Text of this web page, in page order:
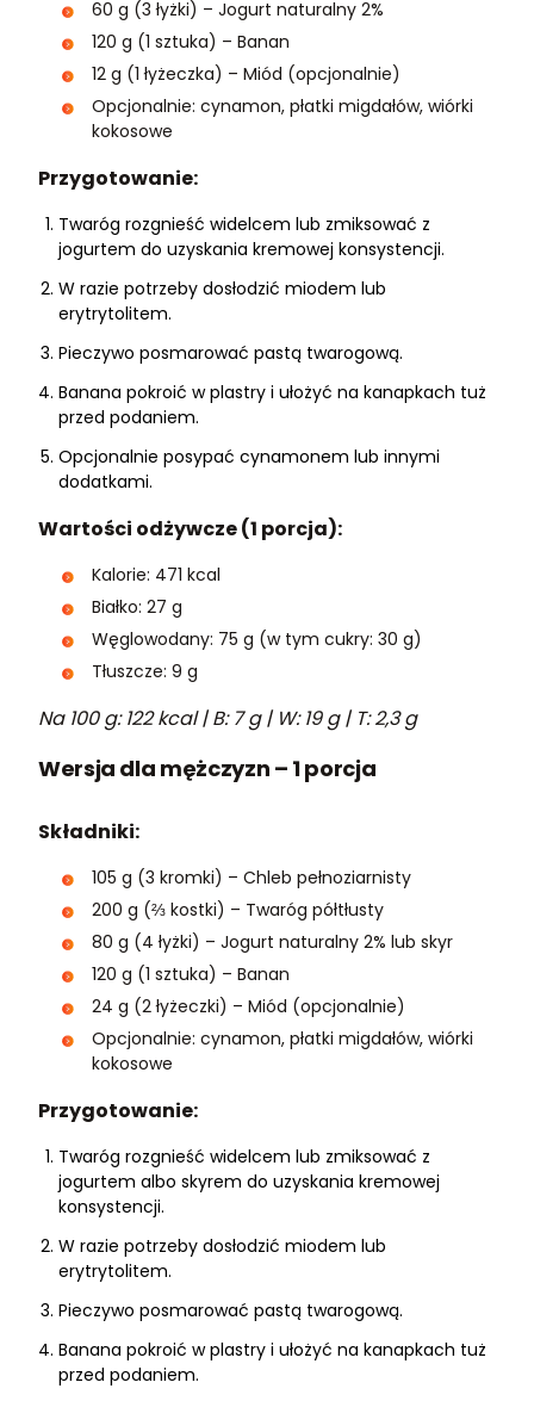
60 g (3 łyżki) – Jogurt naturalny 2%
120 g (1 sztuka) – Banan
12 g (1 łyżeczka) – Miód (opcjonalnie)
Opcjonalnie: cynamon, płatki migdałów, wiórki
kokosowe
Przygotowanie:
Twaróg rozgnieść widelcem lub zmiksować z
jogurtem do uzyskania kremowej konsystencji.
W razie potrzeby dosłodzić miodem lub
erytrytolitem.
Pieczywo posmarować pastą twarogową.
Banana pokroić w plastry i ułożyć na kanapkach tuż
przed podaniem.
Opcjonalnie posypać cynamonem lub innymi
dodatkami.
Wartości odżywcze (1 porcja):
Kalorie: 471 kcal
Białko: 27 g
Węglowodany: 75 g (w tym cukry: 30 g)
Tłuszcze: 9 g
Na 100 g: 122 kcal | B: 7 g | W: 19 g | T: 2,3 g
Wersja dla mężczyzn – 1 porcja
Składniki:
105 g (3 kromki) – Chleb pełnoziarnisty
200 g (⅔ kostki) – Twaróg półtłusty
80 g (4 łyżki) – Jogurt naturalny 2% lub skyr
120 g (1 sztuka) – Banan
24 g (2 łyżeczki) – Miód (opcjonalnie)
Opcjonalnie: cynamon, płatki migdałów, wiórki
kokosowe
Przygotowanie:
Twaróg rozgnieść widelcem lub zmiksować z
jogurtem albo skyrem do uzyskania kremowej
konsystencji.
W razie potrzeby dosłodzić miodem lub
erytrytolitem.
Pieczywo posmarować pastą twarogową.
Banana pokroić w plastry i ułożyć na kanapkach tuż
przed podaniem.